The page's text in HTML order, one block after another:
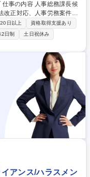
改正対応、人事労務案件対
す。自社に加え、グループ
与、退職
制度、規程整備の統括■人
関連業務の統括■行政対応
力】事業拡大に伴う成長フ
に関われます。 募集職
安定のヤンマーグループ
日以上
資格取得支援あり
日制
土日祝休み
アンス/ハラスメン